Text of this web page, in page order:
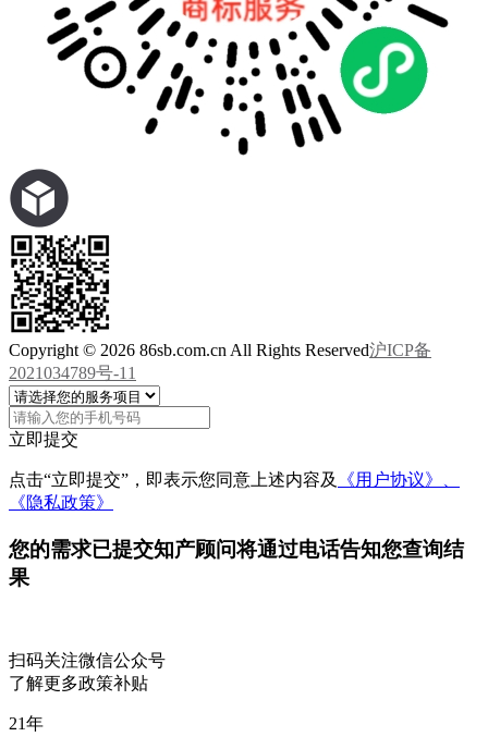
Copyright © 2026 86sb.com.cn All Rights Reserved沪ICP备
2021034789号-11
立即提交
点击“立即提交”，即表示您同意上述内容及
《用户协议》、
《隐私政策》
您的需求已提交知产顾问将通过电话告知您查询结
果
扫码关注微信公众号
了解更多政策补贴
21年